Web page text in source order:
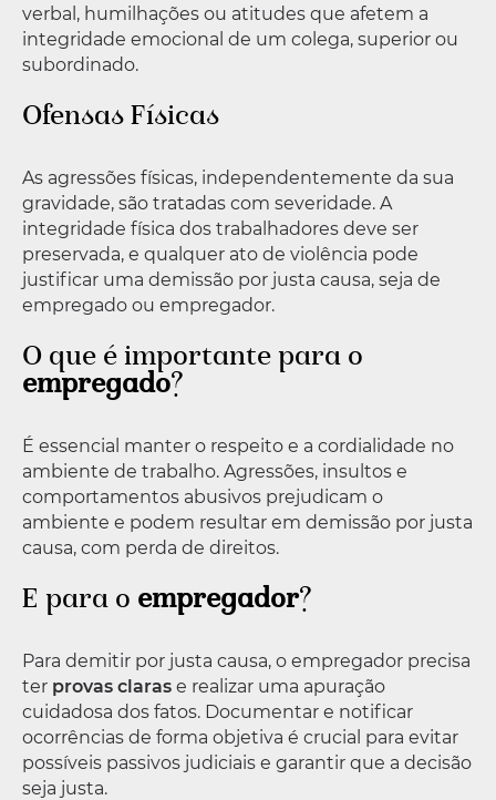
verbal, humilhações ou atitudes que afetem a
integridade emocional de um colega, superior ou
subordinado.
Ofensas Físicas
As agressões físicas, independentemente da sua
gravidade, são tratadas com severidade. A
integridade física dos trabalhadores deve ser
preservada, e qualquer ato de violência pode
justificar uma demissão por justa causa, seja de
empregado ou empregador.
O que é importante para o
empregado?
É essencial manter o respeito e a cordialidade no
ambiente de trabalho. Agressões, insultos e
comportamentos abusivos prejudicam o
ambiente e podem resultar em demissão por justa
causa, com perda de direitos.
E para o empregador?
Para demitir por justa causa, o empregador precisa
ter provas claras e realizar uma apuração
cuidadosa dos fatos. Documentar e notificar
ocorrências de forma objetiva é crucial para evitar
possíveis passivos judiciais e garantir que a decisão
seja justa.